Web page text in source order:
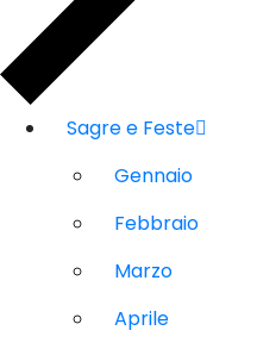
Sagre e Feste
Gennaio
Febbraio
Marzo
Aprile